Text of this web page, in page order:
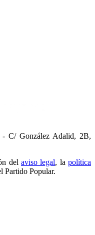
C/ González Adalid, 2B,
del aviso legal, lapolítica
Partido Popular.